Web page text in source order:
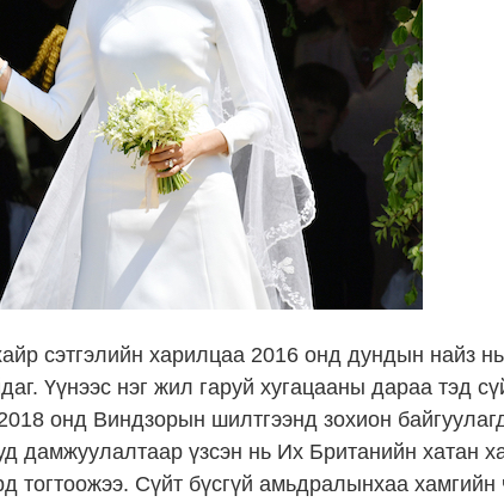
сэтгэлийн харилцаа 2016 онд дундын найз
Үүнээс нэг жил гаруй хугацааны дараа тэд
онд Виндзорын шилтгээнд зохион
дамжуулалтаар үзсэн нь Их Британийн хатан
тогтоожээ. Сүйт бүсгүй амьдралынхаа